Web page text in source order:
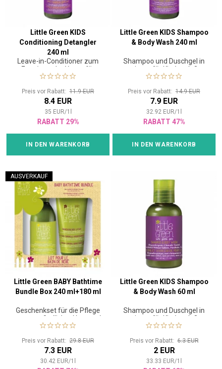
suchen, bietet Little Green eine komplette Reihe, die die Bedürfnisse
jeder Kinderhaut erfüllt.
Wir glauben, dass Eltern es verdienen, Seelenfrieden zu haben,
wenn es um die Betreuung ihrer Kinder geht, und deshalb wird jedes
unserer Produkte strengen Tests unterzogen und von Kinderärzten
genehmigt. Mit Little Green können Sie sicher sein, dass Ihre Kinder
Pflege erhalten, die nicht nur wirksam, sondern auch sicher ist.
Little Green KIDS
Conditioning Detangler
240 ml
Leave-in-Conditioner zum
Entwirren der Haare für
Kinder ab 3 Jahren
Preis vor Rabatt: 11.9 EUR
8.4 EUR
35 EUR/1
RABATT 29%
IN DEN WARENKORB
Little Green KIDS Shampoo
& Body Wash 240 ml
Shampoo und Duschgel in
einem für Kinder ab 3
Jahren
Preis vor Rabatt: 14.9 EUR
7.9 EUR
32.92 EUR/1
RABATT 47%
IN DEN WARENKORB
AUSVERKAUF
Little Green BABY Bathtime
Bundle Box 240 ml+180 ml
Geschenkset für die Pflege
von empfindlicher Haut und
Haaren von Babys 0-3
Preis vor Rabatt: 29.8 EUR
7.3 EUR
30.42 EUR/1
Little Green KIDS Shampoo
& Body Wash 60 ml
Shampoo und Duschgel in
einem für Kinder ab 3
Jahren
Preis vor Rabatt:6.3 EUR
2 EUR
33.33 EUR/1